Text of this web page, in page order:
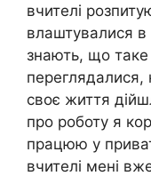
вчителі
влаштувалися в
знають, що таке
переглядалися,
своє життя
про роботу я
працюю у
вчителі мені